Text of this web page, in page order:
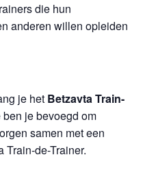
die hun
anderen willen opleiden
je het Betzavta Train-
ben je bevoegd om
samen met een
Train-de-Trainer.